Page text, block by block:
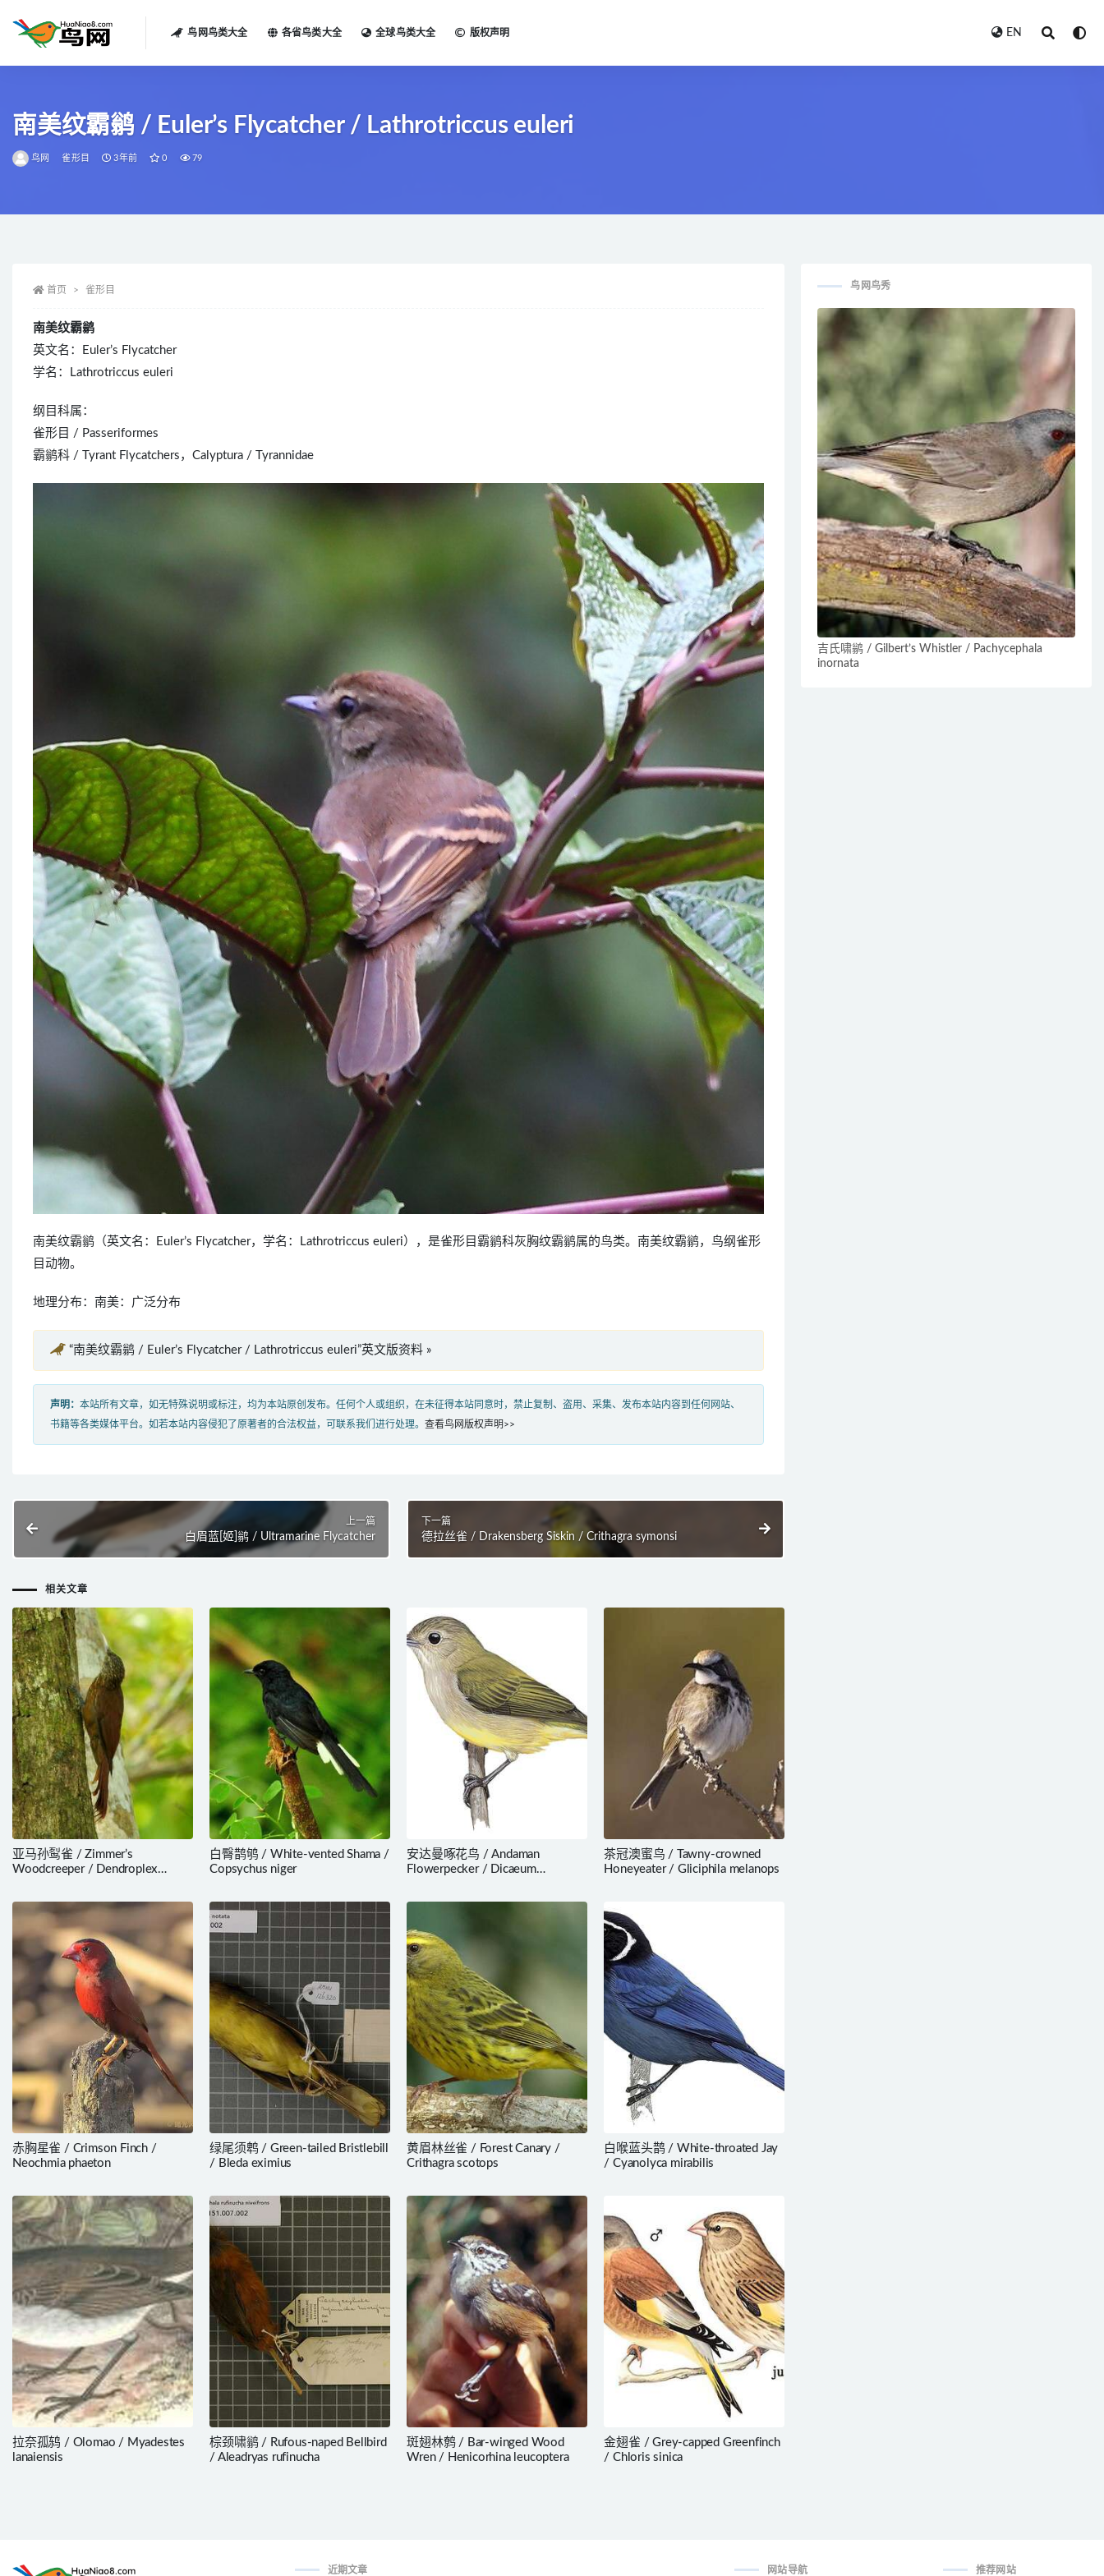
鸟网鸟类大全 各省鸟类大全 全球鸟类大全 版权声明 EN
南美纹霸鹟 / Euler’s Flycatcher / Lathrotriccus euleri
鸟网 雀形目 3年前 0 79
首页 雀形目
南美纹霸鹟
英文名：Euler’s Flycatcher
学名：Lathrotriccus euleri
纲目科属：
雀形目 / Passeriformes
霸鹟科 / Tyrant Flycatchers，Calyptura / Tyrannidae
南美纹霸鹟（英文名：Euler’s Flycatcher，学名：Lathrotriccus euleri），是雀形目霸鹟科灰胸纹霸鹟属的鸟类。南美纹霸鹟，鸟纲雀形
目动物。
地理分布：南美：广泛分布
“南美纹霸鹟 / Euler’s Flycatcher / Lathrotriccus euleri”英文版资料 »
声明： 本站所有文章，如无特殊说明或标注，均为本站原创发布。任何个人或组织，在未征得本站同意时，禁止复制、盗用、采集、发布本站内容到任何网站、
书籍等各类媒体平台。如若本站内容侵犯了原著者的合法权益，可联系我们进行处理。 查看鸟网版权声明>>
上一篇
白眉蓝[姬]鹟 / Ultramarine Flycatcher
下一篇
德拉丝雀 / Drakensberg Siskin / Crithagra symonsi
相关文章
亚马孙䴕雀 / Zimmer’s
Woodcreeper / Dendroplex
白臀鹊鸲 / White-vented Shama /
Copsychus niger
安达曼啄花鸟 / Andaman
Flowerpecker / Dicaeum
茶冠澳蜜鸟 / Tawny-crowned
Honeyeater / Gliciphila melanops
赤胸星雀 / Crimson Finch /
Neochmia phaeton
绿尾须鹎 / Green-tailed Bristlebill
/ Bleda eximius
黄眉林丝雀 / Forest Canary /
Crithagra scotops
白喉蓝头鹊 / White-throated Jay
/ Cyanolyca mirabilis
拉奈孤鸫 / Olomao / Myadestes
lanaiensis
棕颈啸鹟 / Rufous-naped Bellbird
/ Aleadryas rufinucha
斑翅林鹩 / Bar-winged Wood
Wren / Henicorhina leucoptera
金翅雀 / Grey-capped Greenfinch
/ Chloris sinica
鸟网鸟秀
吉氏啸鹟 / Gilbert’s Whistler / Pachycephala
inornata
近期文章 网站导航 推荐网站